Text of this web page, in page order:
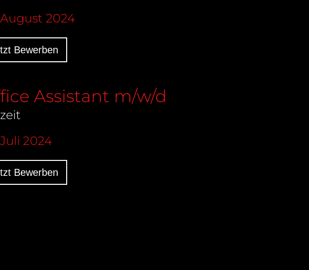
2024
Bewerben
Assistant m/w/d
2024
Bewerben